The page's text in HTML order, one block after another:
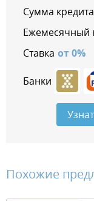
Сумма кредита
Ежемесячный
Ставка от0%
Банки
Похожие